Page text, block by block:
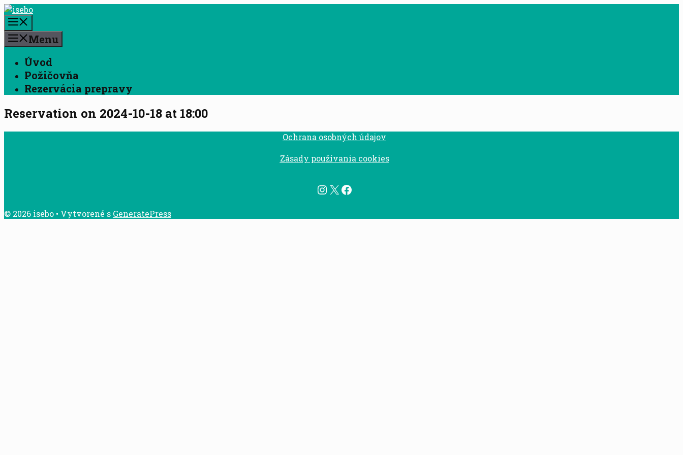
Preskočiť
na
obsah
Menu
Úvod
Požičovňa
Rezervácia prepravy
Reservation on 2024-10-18 at 18:00
Ochrana osobných údajov
Zásady používania cookies
InstagramX Facebook
© 2026 isebo • Vytvorené s GeneratePress